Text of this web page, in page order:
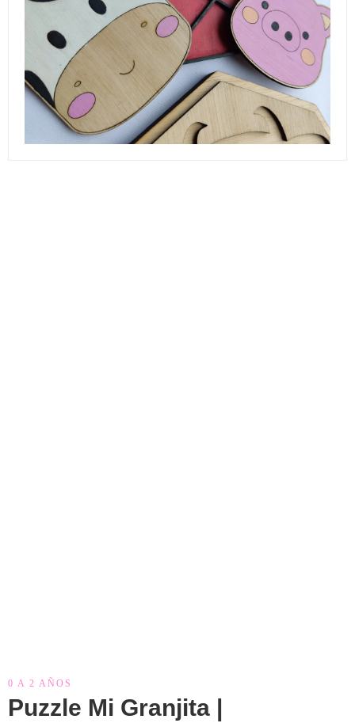
0 A 2 AÑOS
Puzzle Mi Granjita |